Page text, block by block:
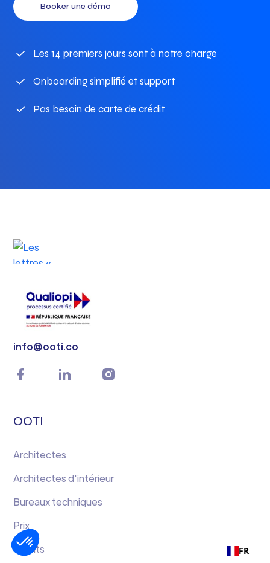
Booker une démo
Les 14 premiers jours sont à notre charge
Onboarding simplifié et support
Pas besoin de carte de crédit
info@ooti.co
OOTI
Architectes
Architectes d'intérieur
Bureaux techniques
Prix
Clients
FR